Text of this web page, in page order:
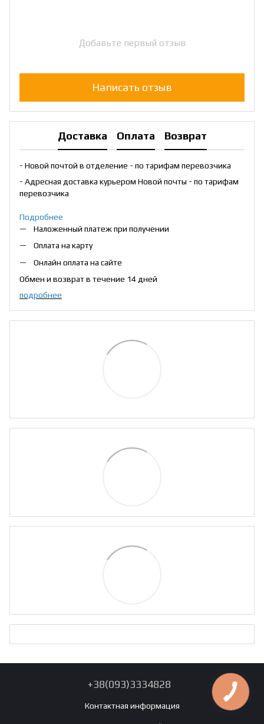
Добавьте первый отзыв
Написать отзыв
Доставка Оплата Возврат
- Новой почтой в отделение - по тарифам перевозчика
- Адресная доставка курьером Новой почты - по тарифам
перевозчика
Подробнее
Наложенный платеж при получении
Оплата на карту
Онлайн оплата на сайте
Обмен и возврат в течение 14 дней
подробнее
+38(093)3334828
Контактная информация